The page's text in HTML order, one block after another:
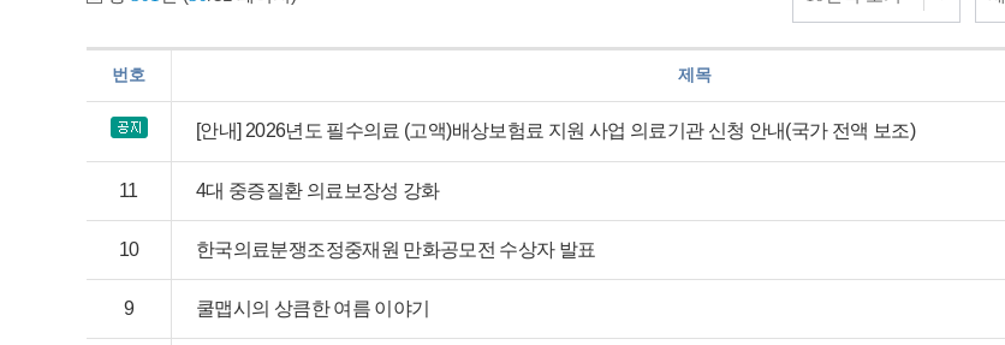
번호 제목
[안내] 2026년도 필수의료 (고액)배상보험료 지원 사업 의료기관 신청 안내(국가 전액 보조)
11 4대 중증질환 의료보장성 강화
10 한국의료분쟁조정중재원 만화공모전 수상자 발표
9 쿨맵시의 상큼한 여름 이야기